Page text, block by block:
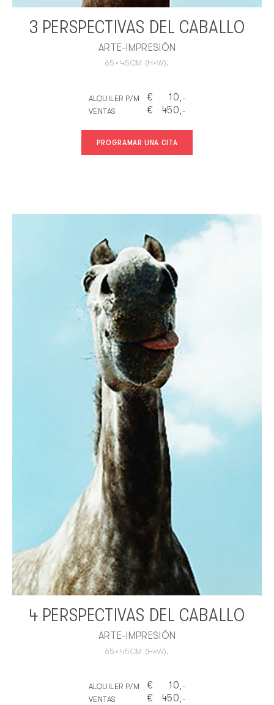
3 PERSPECTIVAS DEL CABALLO
ARTE-IMPRESIÓN
65 × 45CM (H×W).
ALQUILER P/M € 10,-
VENTAS
€ 450,-
PROGRAMAR UNA CITA
4 PERSPECTIVAS DEL CABALLO
ARTE-IMPRESIÓN
65 × 45CM (H×W).
ALQUILER P/M € 10,-
VENTAS
€ 450,-